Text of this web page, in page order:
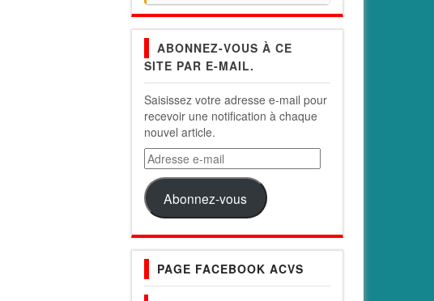
ABONNEZ-VOUS À CE
SITE PAR E-MAIL.
Saisissez votre adresse e-mail pour
recevoir une notification à chaque
nouvel article.
Adresse
e-
mail
Abonnez-vous
PAGE FACEBOOK ACVS